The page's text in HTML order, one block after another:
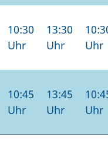
10:30
Uhr
13:30
Uhr
Uhr
10:45
Uhr
13:45
Uhr
Uhr